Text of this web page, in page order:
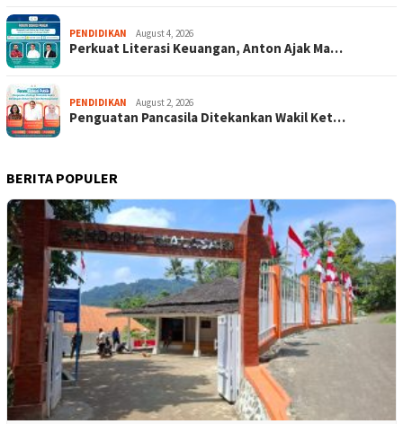
PENDIDIKAN August 4, 2026
Perkuat Literasi Keuangan, Anton Ajak Ma…
PENDIDIKAN August 2, 2026
Penguatan Pancasila Ditekankan Wakil Ket…
BERITA POPULER